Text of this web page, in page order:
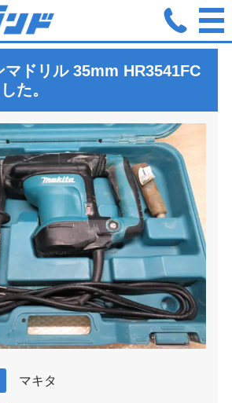
マキタ ハンマドリル 35mm HR3541FC 買取
マドリル 35mm HR3541FC
た。
マキタ